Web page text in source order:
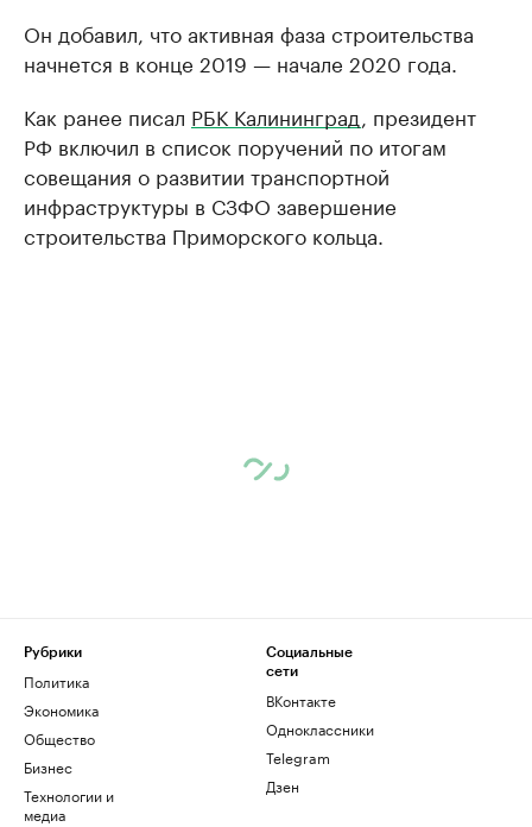
Он добавил, что активная фаза строительства
начнется в конце 2019 — начале 2020 года.
Как ранее писал РБК Калининград , президент
РФ включил в список поручений по итогам
совещания о развитии транспортной
инфраструктуры в СЗФО завершение
строительства Приморского кольца.
Рубрики
Политика
Экономика
Общество
Бизнес
Технологии и
медиа
Социальные
сети
ВКонтакте
Одноклассники
Telegram
Дзен